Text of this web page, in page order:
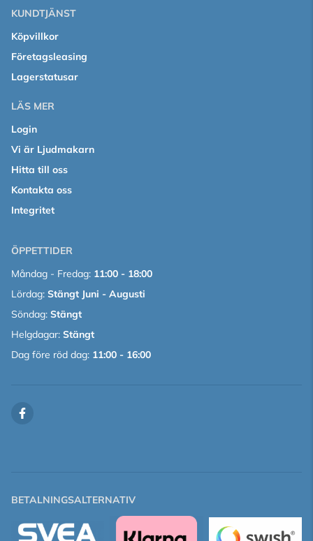
KUNDTJÄNST
Köpvillkor
Företagsleasing
Lagerstatusar
LÄS MER
Login
Vi är Ljudmakarn
Hitta till oss
Kontakta oss
Integritet
ÖPPETTIDER
Måndag - Fredag: 11:00 - 18:00
Lördag: Stängt Juni - Augusti
Söndag: Stängt
Helgdagar: Stängt
Dag före röd dag: 11:00 - 16:00
BETALNINGSALTERNATIV